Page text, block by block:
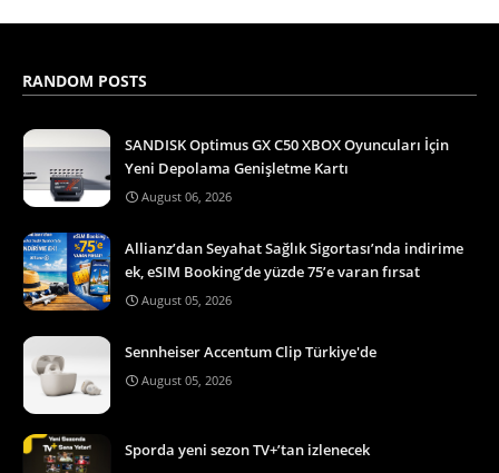
RANDOM POSTS
SANDISK Optimus GX C50 XBOX Oyuncuları İçin
Yeni Depolama Genişletme Kartı
August 06, 2026
Allianz’dan Seyahat Sağlık Sigortası’nda indirime
ek, eSIM Booking’de yüzde 75’e varan fırsat
August 05, 2026
Sennheiser Accentum Clip Türkiye'de
August 05, 2026
Sporda yeni sezon TV+’tan izlenecek